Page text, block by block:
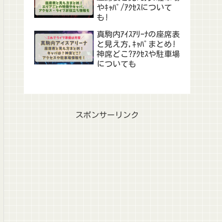
やｷｬﾊﾟ/ｱｸｾｽについて
も!
真駒内ｱｲｽｱﾘｰﾅの座席表
と見え方,ｷｬﾊﾟまとめ!
神席どこ?ｱｸｾｽや駐車場
についても
スポンサーリンク